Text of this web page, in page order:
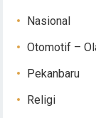
Nasional
Otomotif –
Pekanbaru
Religi